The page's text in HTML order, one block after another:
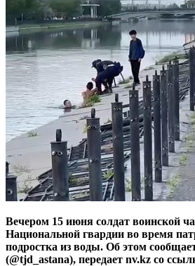
Вечером 15 июня солдат воинской
Национальной гвардии во время
подростка из воды. Об этом
(@tjd_astana), передает nv.kz со